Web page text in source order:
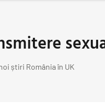
știri România în UK